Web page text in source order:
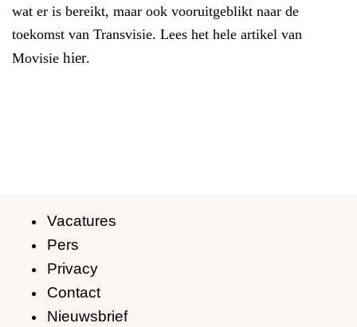
wat er is bereikt, maar ook vooruitgeblikt naar de
toekomst van Transvisie. Lees het hele artikel van
Movisie hier.
Vacatures
Pers
Privacy
Contact
Nieuwsbrief